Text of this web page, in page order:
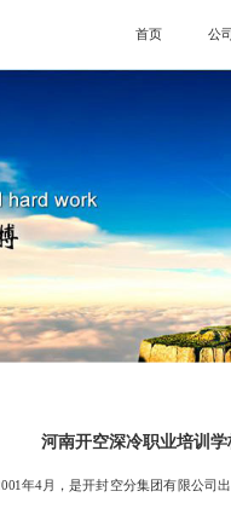
首页 公
河南开空深冷职业培训
年4月，是开封空分集团有限公